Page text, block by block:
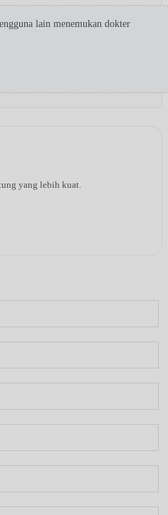
lain menemukan dokter
yang lebih kuat.